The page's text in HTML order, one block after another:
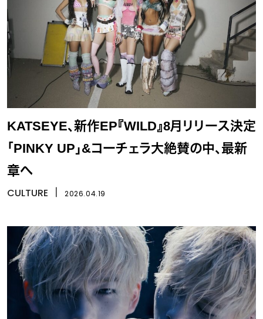
KATSEYE、新作EP『WILD』8月リリース決定
「PINKY UP」&コーチェラ大絶賛の中、最新
章へ
CULTURE 2026.04.19